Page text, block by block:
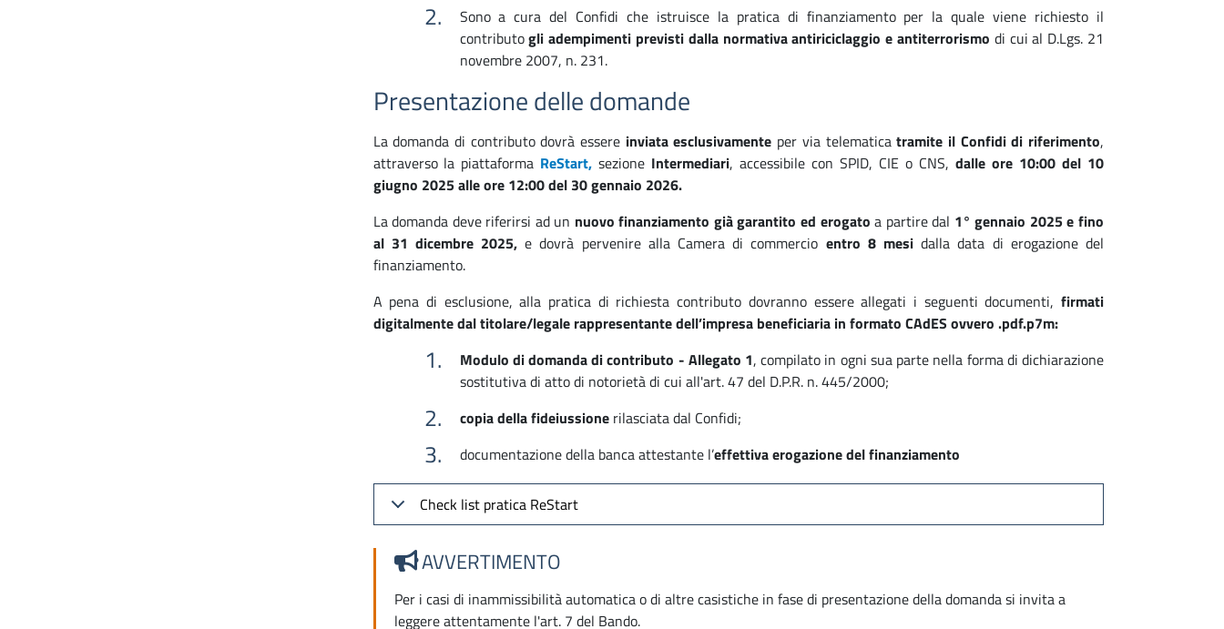
Sono a cura del Confidi che istruisce la pratica di finanziamento per la quale viene richiesto il
contributogli adempimenti previsti dalla normativa antiriciclaggio e antiterrorismo di cui al D.Lgs. 21
novembre 2007, n. 231.
Presentazione delle domande
La domanda di contributo dovrà essere inviata esclusivamente per via telematicatramite il Confidi di riferimento,
attraverso la piattaforma ReStart, sezione Intermediari,accessibile con SPID, CIE o CNS,dalle ore 10:00 del 10
giugno 2025 alle ore 12:00 del 30 gennaio 2026.
La domanda deve riferirsi ad un nuovo finanziamento già garantito ed erogato a partire dal 1° gennaio 2025 e fino
al 31 dicembre 2025,e dovrà pervenire alla Camera di commercio entro 8 mesi dalla data di erogazione del
finanziamento.
A pena di esclusione, alla pratica di richiesta contributo dovranno essere allegati i seguenti documenti, firmati
digitalmente dal titolare/legale rappresentante dell’impresa beneficiaria in formato CAdES ovvero .pdf.p7m:
Modulo di domanda di contributo - Allegato 1, compilato in ogni sua parte nella forma di dichiarazione
sostitutiva di atto di notorietà di cui all'art. 47 del D.P.R. n. 445/2000;
copia della fideiussione rilasciata dal Confidi;
documentazione della banca attestante l’effettiva erogazione del finanziamento
Check list pratica ReStart
AVVERTIMENTO
Per i casi di inammissibilità automatica o di altre casistiche in fase di presentazione della domanda si invita a
leggere attentamente l'art. 7 del Bando.